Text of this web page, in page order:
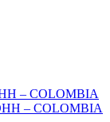
– COLOMBIA
– COLOMBIA